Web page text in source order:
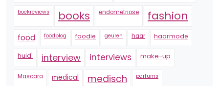
boekreviews books endometriose fashion
food foodblog foodie geuren haar haarmode
huid' interview interviews make-up
Mascara medical medisch parfums